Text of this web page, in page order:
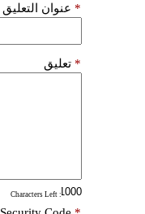
عنوان التعليق *
تعليق *
: Characters Left